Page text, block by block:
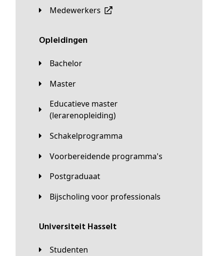
Medewerkers
Opleidingen
Bachelor
Master
Educatieve master
(lerarenopleiding)
Schakelprogramma
Voorbereidende programma's
Postgraduaat
Bijscholing voor professionals
universiteit Hasselt
Studenten